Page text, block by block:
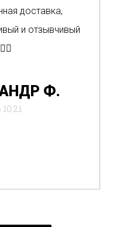
доставка,
и отзывчивый
👍🏼
Ф.